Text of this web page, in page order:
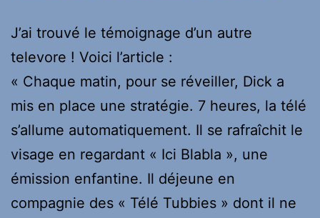
J’ai trouvé le témoignage d’un autre
televore ! Voici l’article :
« Chaque matin, pour se réveiller, Dick a
mis en place une stratégie. 7 heures, la télé
s’allume automatiquement. Il se rafraîchit le
visage en regardant « Ici Blabla », une
émission enfantine. Il déjeune en
compagnie des « Télé Tubbies » dont il ne